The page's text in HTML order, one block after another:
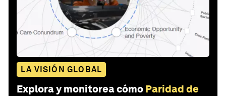
LA VISIÓN GLOBAL
Explora y monitorea cómo Paridad de